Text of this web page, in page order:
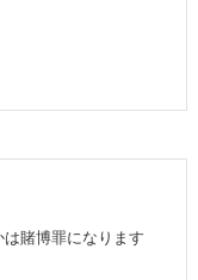
賭博罪になります